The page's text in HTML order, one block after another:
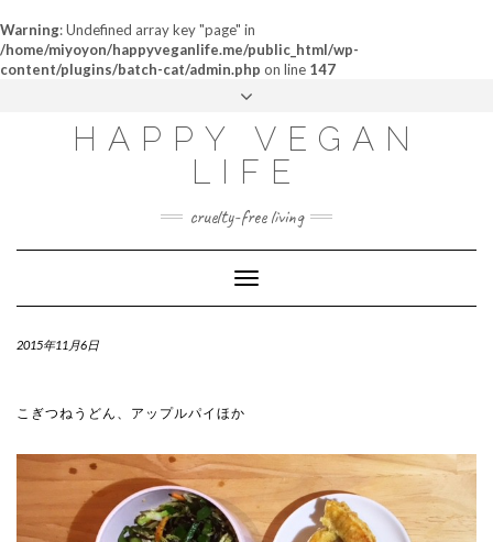
Warning: Undefined array key "page" in
/home/miyoyon/happyveganlife.me/public_html/wp-
content/plugins/batch-cat/admin.php on line 147
ABOUT
MY STORY
CONTACT
HAPPY VEGAN
LIFE
cruelty-free living
Toggle
Navigation
2015年11月6日
こぎつねうどん、アップルパイほか